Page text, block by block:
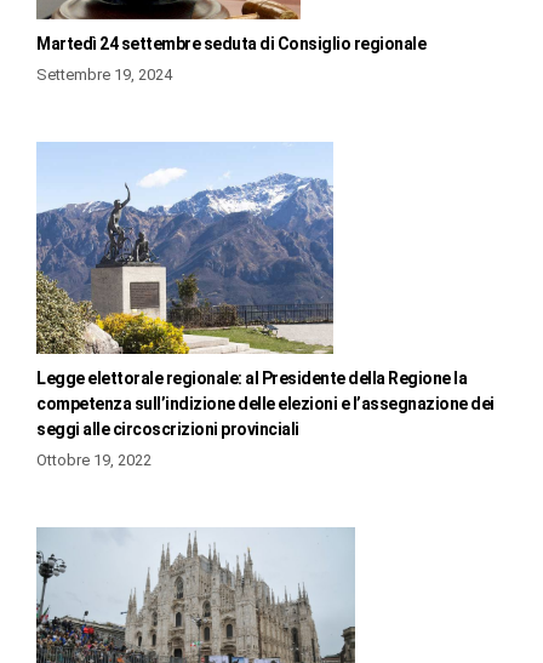
Martedì 24 settembre seduta di Consiglio regionale
Settembre 19, 2024
Legge elettorale regionale: al Presidente della Regione la
competenza sull’indizione delle elezioni e l’assegnazione dei
seggi alle circoscrizioni provinciali
Ottobre 19, 2022